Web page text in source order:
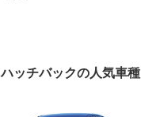
ハッチバックの人気車種